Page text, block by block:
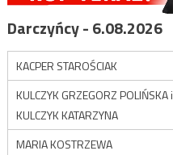
Darczyńcy - 6.08.2026
KACPER STAROŚCIAK
KULCZYK GRZEGORZ POLIŃSKA i
KULCZYK KATARZYNA
MARIA KOSTRZEWA